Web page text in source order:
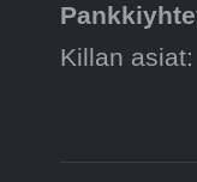
Killan